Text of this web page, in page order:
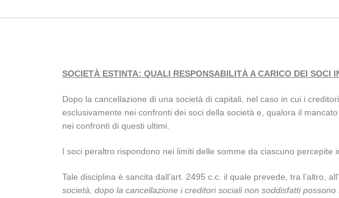
SOCIETÀ ESTINTA: QUALI RESPONSABILITÀ A CARICO DEI SOCI
Dopo la cancellazione di una società di capitali, nel caso in cui i
esclusivamente nei confronti dei soci della società e, qualora il
nei confronti di questi ultimi.
I soci peraltro rispondono nei limiti delle somme da ciascuno percepite
Tale disciplina è sancita dall’art. 2495 c.c. il quale prevede, tra l’altro,
società, dopo la cancellazione i creditori sociali non soddisfatti